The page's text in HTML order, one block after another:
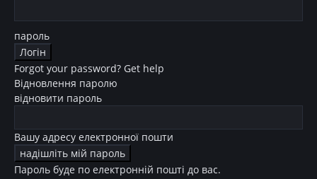
пароль
Forgot your password? Get help
Відновлення паролю
відновити пароль
Вашу адресу електронної пошти
Пароль буде по електронній пошті до вас.